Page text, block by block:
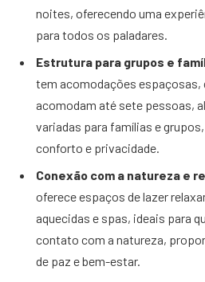
noites, oferecendo uma
para todos os paladares.
Estrutura para grupos e
tem acomodações espaçosas,
acomodam até sete pessoas,
variadas para famílias e
conforto e privacidade.
Conexão com a natureza e
oferece espaços de lazer
aquecidas e spas, ideais para
contato com a natureza,
de paz e bem-estar.